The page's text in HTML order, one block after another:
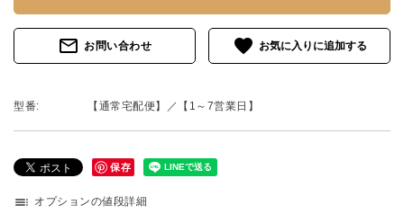
mail_outline お問い合わせ favorite
型番: 【通常宅配便】／【1～7営業日】
保存
toc オプションの値段詳細